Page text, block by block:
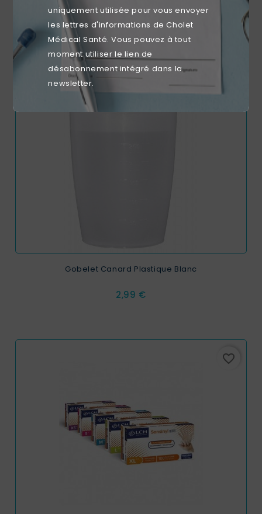
uniquement utilisée pour vous envoyer
les lettres d'informations de Cholet
Médical Santé. Vous pouvez à tout
moment utiliser le lien de
désabonnement intégré dans la
newsletter.
Prix
33,48 €
Gobelet Canard Plastique Blanc
Prix
2,99 €
favorite_border